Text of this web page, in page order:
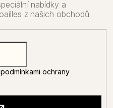
podmínkami ochrany